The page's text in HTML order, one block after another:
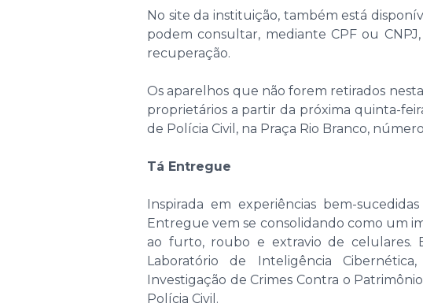
No site da instituição, também está
podem consultar, mediante CPF ou
recuperação.
Os aparelhos que não forem retirados
proprietários a partir da próxima quinta-
de Polícia Civil, na Praça Rio Branco,
Tá Entregue
Inspirada em experiências bem-
Entregue vem se consolidando como um
ao furto, roubo e extravio de celulares.
Laboratório de Inteligência
Investigação de Crimes Contra o
Polícia Civil.